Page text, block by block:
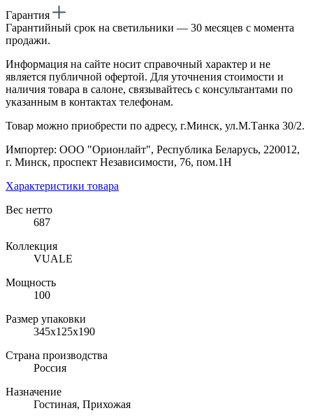
Гарантия
Гарантийный срок на светильники — 30 месяцев с момента
продажи.
Информация на сайте носит справочный характер и не
является публичной офертой. Для уточнения стоимости и
наличия товара в салоне, связывайтесь с консультантами по
указанным в контактах телефонам.
Товар можно приобрести по адресу, г.Минск, ул.М.Танка 30/2.
Импортер: ООО "Орионлайт", Республика Беларусь, 220012,
г. Минск, проспект Независимости, 76, пом.1Н
Характеристики товара
Вес нетто
687
Коллекция
VUALE
Мощность
100
Размер упаковки
345х125х190
Страна производства
Россия
Назначение
Гостиная, Прихожая